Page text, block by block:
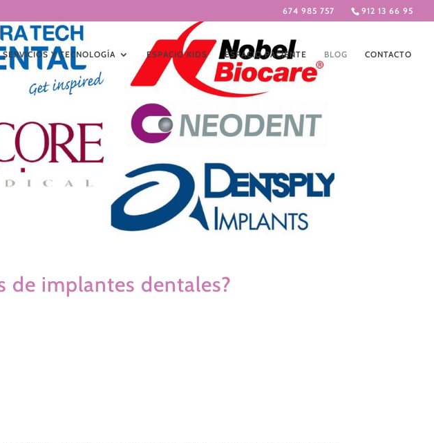
674 985 757 912 13 66 95
SERVICIOS Y TECNOLOGÍA ESPACIO KIDS ESPACIO PACIENTE BLOG CONTACTO
de implantes dentales?